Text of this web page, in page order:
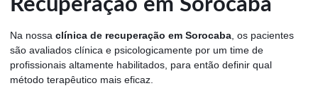
Recuperação em Sorocaba
Na nossa clínica de recuperação em Sorocaba , os pacientes
são avaliados clínica e psicologicamente por um time de
profissionais altamente habilitados, para então definir qual
método terapêutico mais eficaz.